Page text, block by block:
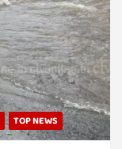
TOP NEWS